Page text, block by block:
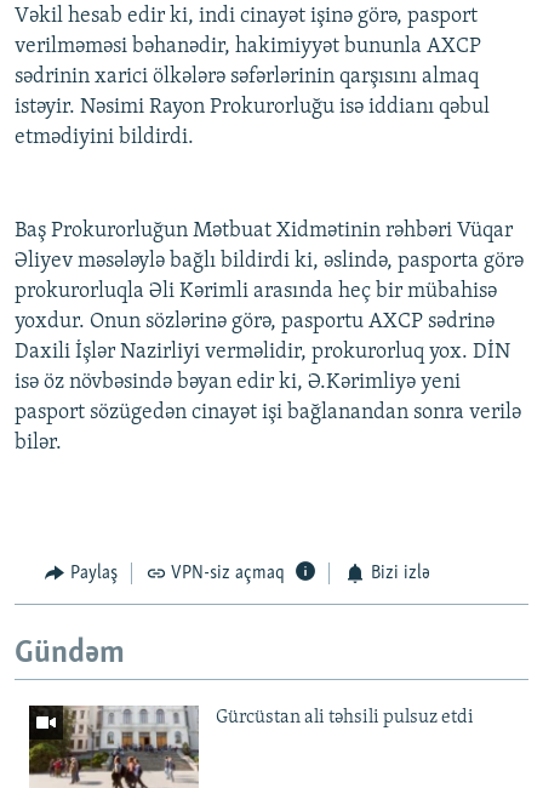
Vəkil hesab edir ki, indi cinayət işinə görə, pasport
verilməməsi bəhanədir, hakimiyyət bununla AXCP
sədrinin xarici ölkələrə səfərlərinin qarşısını almaq
istəyir. Nəsimi Rayon Prokurorluğu isə iddianı qəbul
etmədiyini bildirdi.
Baş Prokurorluğun Mətbuat Xidmətinin rəhbəri Vüqar
Əliyev məsələylə bağlı bildirdi ki, əslində, pasporta görə
prokurorluqla Əli Kərimli arasında heç bir mübahisə
yoxdur. Onun sözlərinə görə, pasportu AXCP sədrinə
Daxili İşlər Nazirliyi verməlidir, prokurorluq yox. DİN
isə öz növbəsində bəyan edir ki, Ə.Kərimliyə yeni
pasport sözügedən cinayət işi bağlanandan sonra verilə
bilər.
Paylaş VPN-siz açmaq Bizi izlə
Gündəm
Gürcüstan ali təhsili pulsuz etdi